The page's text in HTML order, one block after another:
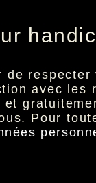
Cette
de
avec les
Pour